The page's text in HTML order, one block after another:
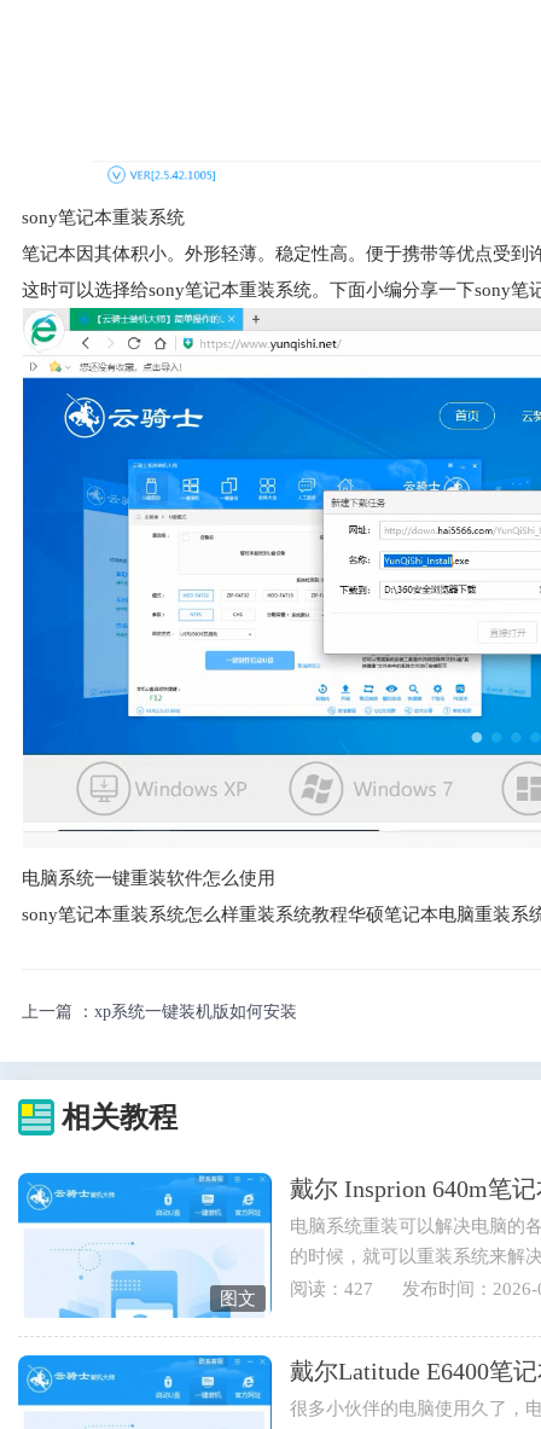
sony笔记本重装系统
笔记本因其体积小。外形轻薄。稳定性高。便于携带等优点受
这时可以选择给sony笔记本重装系统。下面小编分享一下sony笔
电脑系统一键重装软件怎么使用
sony笔记本重装系统怎么样重装系统教程华硕笔记本电脑重装
上一篇 ： xp系统一键装机版如何安装
相关教程
图文
戴尔 Insprion 640m笔
电脑系统重装可以解决电脑的
的时候，就可以重装系统来解
也可以重装电脑系统来实现...
阅读：427 发布时间：2026-
戴尔Latitude E6400笔
很多小伙伴的电脑使用久了，